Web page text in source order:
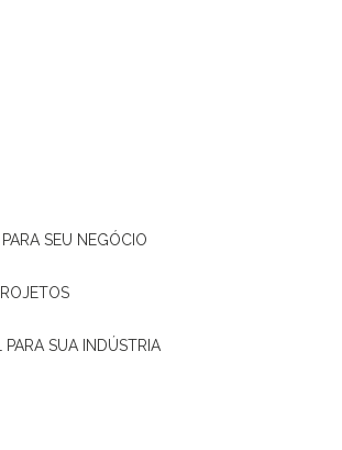
SEU NEGÓCIO
PARA SUA INDÚSTRIA